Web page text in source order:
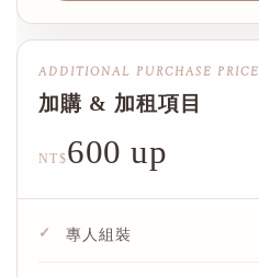
ADDITIONAL PURCHASE PRICE
加購 & 加租項目
NT$600 up
✓ 專人組裝